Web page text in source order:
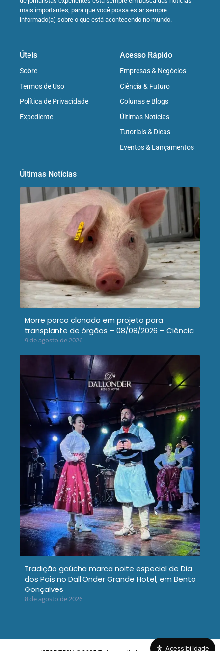
mais importantes, para que você possa estar sempre
informado(a) sobre o que está acontecendo no mundo.
Úteis
Sobre
Termos de Uso
Política de Privacidade
Expediente
Acesso Rápido
Empresas & Negócios
Ciência & Futuro
Colunas e Blogs
Últimas Notícias
Tutoriais & Dicas
Eventos & Lançamentos
Últimas Notícias
Morre porco clonado em projeto para
transplante de órgãos – 08/08/2026 – Ciência
9 de agosto de 2026
Tradição gaúcha marca noite especial de Dia
dos Pais no Dall’Onder Grande Hotel, em Bento
Gonçalves
8 de agosto de 2026
Acessibilidade